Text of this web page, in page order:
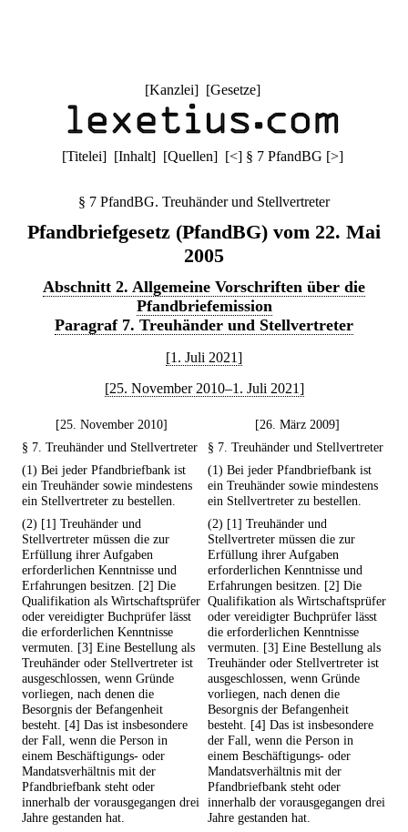
[Kanzlei] [Gesetze]
[Titelei] [Inhalt] [Quellen] [<] § 7 PfandBG [>]
§ 7 PfandBG. Treuhänder und Stellvertreter
Pfandbriefgesetz (PfandBG) vom 22. Mai
2005
Abschnitt 2. Allgemeine Vorschriften über die
Pfandbriefemission
Paragraf 7. Treuhänder und Stellvertreter
[1. Juli 2021]
[25. November 2010–1. Juli 2021]
[25. November 2010]
[26. März 2009]
§ 7. Treuhänder und Stellvertreter
§ 7. Treuhänder und Stellvertreter
(1) Bei jeder Pfandbriefbank ist
ein Treuhänder sowie mindestens
ein Stellvertreter zu bestellen.
(1) Bei jeder Pfandbriefbank ist
ein Treuhänder sowie mindestens
ein Stellvertreter zu bestellen.
(2) [1] Treuhänder und
Stellvertreter müssen die zur
Erfüllung ihrer Aufgaben
erforderlichen Kenntnisse und
Erfahrungen besitzen. [2] Die
Qualifikation als Wirtschaftsprüfer
oder vereidigter Buchprüfer lässt
die erforderlichen Kenntnisse
vermuten. [3] Eine Bestellung als
Treuhänder oder Stellvertreter ist
ausgeschlossen, wenn Gründe
vorliegen, nach denen die
Besorgnis der Befangenheit
besteht. [4] Das ist insbesondere
der Fall, wenn die Person in
einem Beschäftigungs- oder
Mandatsverhältnis mit der
Pfandbriefbank steht oder
innerhalb der vorausgegangen drei
Jahre gestanden hat.
(2) [1] Treuhänder und
Stellvertreter müssen die zur
Erfüllung ihrer Aufgaben
erforderlichen Kenntnisse und
Erfahrungen besitzen. [2] Die
Qualifikation als Wirtschaftsprüfer
oder vereidigter Buchprüfer lässt
die erforderlichen Kenntnisse
vermuten. [3] Eine Bestellung als
Treuhänder oder Stellvertreter ist
ausgeschlossen, wenn Gründe
vorliegen, nach denen die
Besorgnis der Befangenheit
besteht. [4] Das ist insbesondere
der Fall, wenn die Person in
einem Beschäftigungs- oder
Mandatsverhältnis mit der
Pfandbriefbank steht oder
innerhalb der vorausgegangen drei
Jahre gestanden hat.